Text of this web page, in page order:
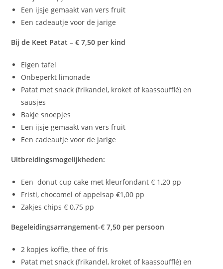
Een ijsje gemaakt van vers fruit
Een cadeautje voor de jarige
Bij de Keet Patat – € 7,50 per kind
Eigen tafel
Onbeperkt limonade
Patat met snack (frikandel, kroket of kaassoufflé) en
sausjes
Bakje snoepjes
Een ijsje gemaakt van vers fruit
Een cadeautje voor de jarige
Uitbreidingsmogelijkheden:
Een donut cup cake met kleurfondant € 1,20 pp
Fristi, chocomel of appelsap €1,00 pp
Zakjes chips € 0,75 pp
Begeleidingsarrangement-€ 7,50 per persoon
2 kopjes koffie, thee of fris
Patat met snack (frikandel, kroket of kaassoufflé) en